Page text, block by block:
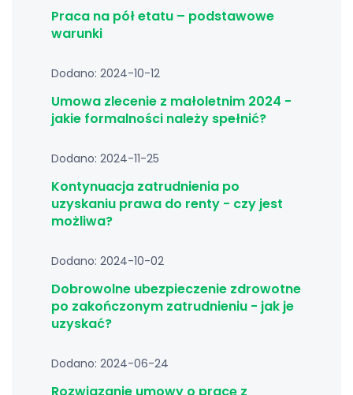
Praca na pół etatu – podstawowe
warunki
Dodano: 2024-10-12
Umowa zlecenie z małoletnim 2024 -
jakie formalności należy spełnić?
Dodano: 2024-11-25
Kontynuacja zatrudnienia po
uzyskaniu prawa do renty - czy jest
możliwa?
Dodano: 2024-10-02
Dobrowolne ubezpieczenie zdrowotne
po zakończonym zatrudnieniu - jak je
uzyskać?
Dodano: 2024-06-24